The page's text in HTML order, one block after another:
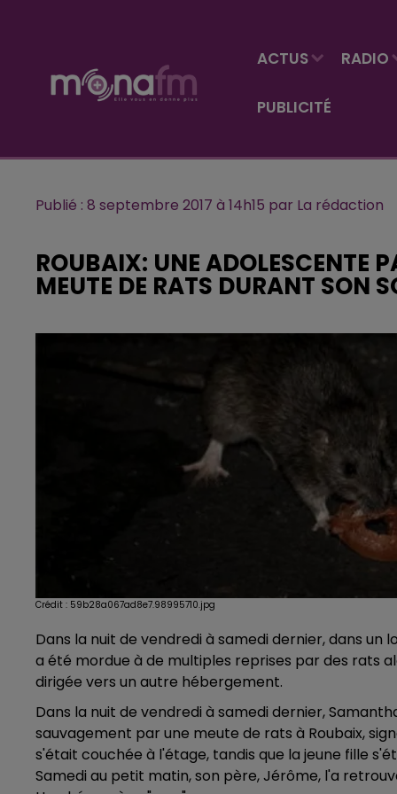
ACTUS RADIO
PUBLICITÉ
Publié : 8 septembre 2017 à 14h15 par La rédaction
ROUBAIX: UNE ADOLESCENTE
MEUTE DE RATS DURANT SON
Crédit : 59b28a067ad8e7.98995710.jpg
Dans la nuit de vendredi à samedi dernier, dans un
a été mordue à de multiples reprises par des rats
dirigée vers un autre hébergement.
Dans la nuit de vendredi à samedi dernier,
sauvagement par une meute de rats à Roubaix,
s'était couchée à l'étage, tandis que la jeune fille
Samedi au petit matin, son père, Jérôme, l'a